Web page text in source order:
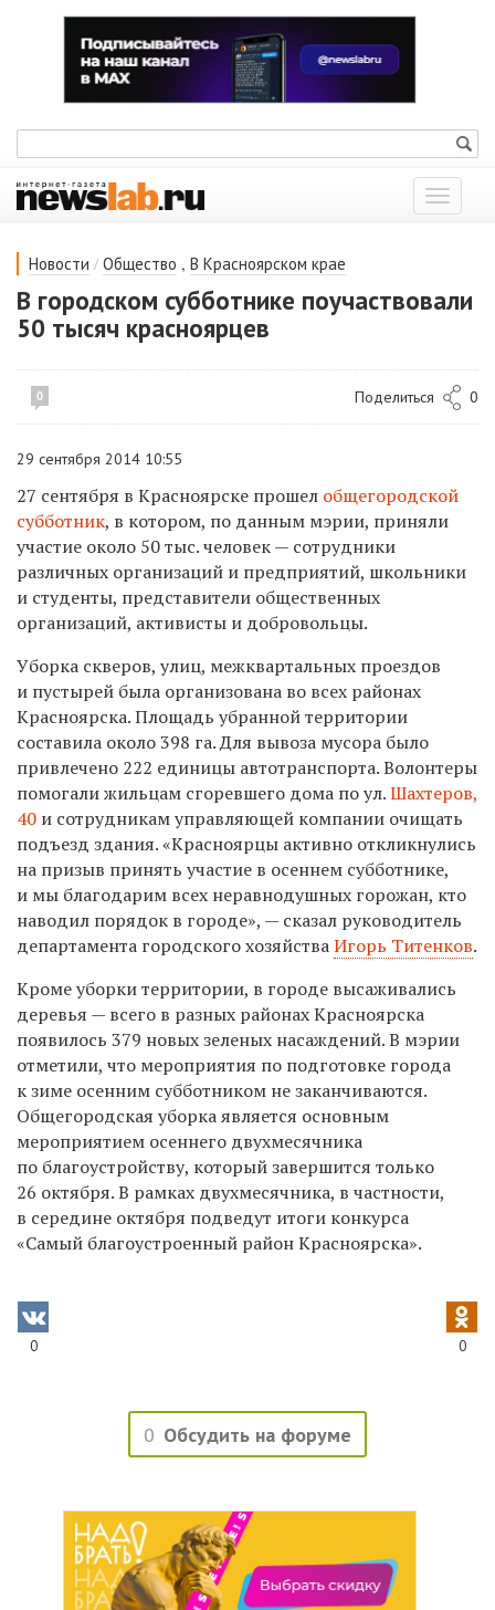
Показать
меню
Новости / Общество , В Красноярском крае
В городском субботнике поучаствовали
50 тысяч красноярцев
0 Поделиться 0
29 сентября 2014 10:55
27 сентября в Красноярске прошел общегородской
субботник, в котором, по данным мэрии, приняли
участие около 50 тыс. человек — сотрудники
различных организаций и предприятий, школьники
и студенты, представители общественных
организаций, активисты и добровольцы.
Уборка скверов, улиц, межквартальных проездов
и пустырей была организована во всех районах
Красноярска. Площадь убранной территории
составила около 398 га. Для вывоза мусора было
привлечено 222 единицы автотранспорта. Волонтеры
помогали жильцам сгоревшего дома по ул. Шахтеров,
40 и сотрудникам управляющей компании очищать
подъезд здания. «Красноярцы активно откликнулись
на призыв принять участие в осеннем субботнике,
и мы благодарим всех неравнодушных горожан, кто
наводил порядок в городе», — сказал руководитель
департамента городского хозяйстваИгорь Титенков.
Кроме уборки территории, в городе высаживались
деревья — всего в разных районах Красноярска
появилось 379 новых зеленых насаждений. В мэрии
отметили, что мероприятия по подготовке города
к зиме осенним субботником не заканчиваются.
Общегородская уборка является основным
мероприятием осеннего двухмесячника
по благоустройству, который завершится только
26 октября. В рамках двухмесячника, в частности,
в середине октября подведут итоги конкурса
«Самый благоустроенный район Красноярска».
0 0
0 Обсудить на форуме